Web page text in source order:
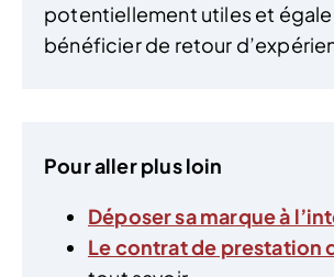
potentiellement utiles et
bénéficier de retour
Pour aller plus loin
Déposer sa marque à
Le contrat de prestation